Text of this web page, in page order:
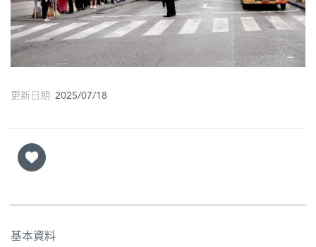
媽
閣
寺
街
更新日期 2025/07/18
基本資料